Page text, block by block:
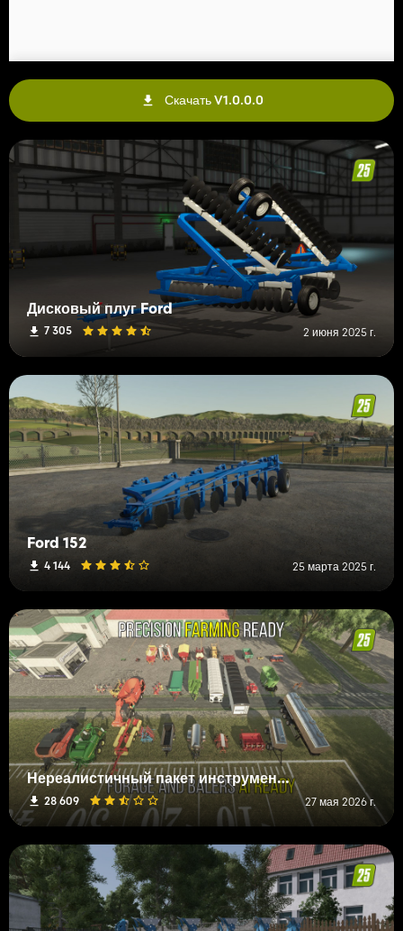
Скачать V1.0.0.0
Дисковый плуг Ford
7 305 2 июня 2025 г.
Ford 152
4 144 25 марта 2025 г.
Нереалистичный пакет инструментов
28 609 27 мая 2026 г.